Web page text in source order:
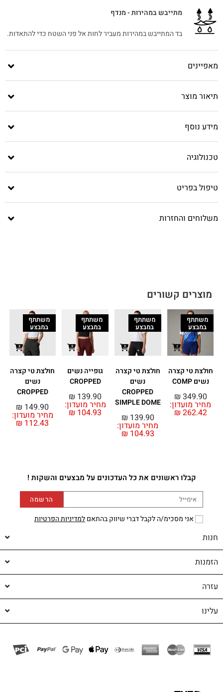
מתייבש במהירות - מנדף
בד המתייבש במהירות מעביר לחות אל פני השטח כדי להתאדות.
מאפיינים
תיאור מוצר
מידע נוסף
טכנולוגיה
טיפול בפריט
משלוחים והחזרות
מוצרים קשורים
משתתף
במבצע
חולצת טי קצרה
נשים COMP
מחיר מועדון:
₪ 262.42
₪ 349.90
משתתף
במבצע
חולצת טי קצרה
נשים
CROPPED
SIMPLE DOME
מחיר מועדון:
₪ 104.93
₪ 139.90
משתתף
במבצע
גופייה נשים
CROPPED
מחיר מועדון:
₪ 104.93
₪ 139.90
משתתף
במבצע
חולצת טי קצרה
נשים
CROPPED
מחיר מועדון:
₪ 112.43
₪ 149.90
קבלו ראשונים את כל העדכונים על מבצעים והשקות !
אני מסכימ/ה לקבל דברי שיווק בהתאםלמדיניות הפרטיות
הרשמה
חנות
הזמנות
עזרה
עלינו